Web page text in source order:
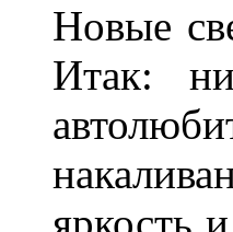
Новые
Итак:
яркость